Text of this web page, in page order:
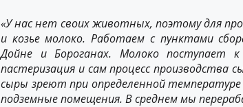
«У нас нет своих животных, поэтому для
и козье молоко. Работаем с пунктами
Дойне и Бороганах. Молоко поступает
пастеризация и сам процесс
сыры зреют при определенной
подземные помещения. В среднем мы